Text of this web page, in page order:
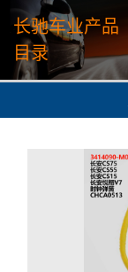
长驰车业产品
目录